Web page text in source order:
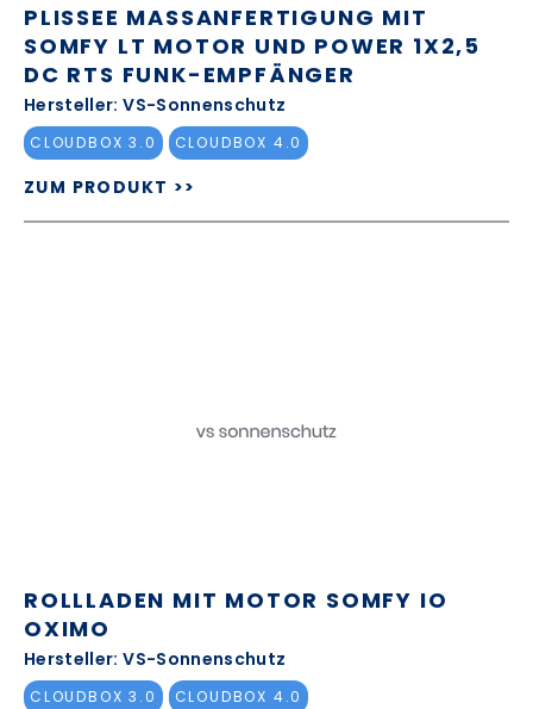
PLISSEE MASSANFERTIGUNG MIT S
OMFY LT MOTOR UND POWER 1X2,5 D
C RTS FUNK-EMPFÄNGER
Hersteller: VS-Sonnenschutz
CLOUDBOX 3.0 CLOUDBOX 4.0
ZUM PRODUKT >>
ROLLLADEN MIT MOTOR SOMFY IO
OXIMO
Hersteller: VS-Sonnenschutz
CLOUDBOX 3.0 CLOUDBOX 4.0